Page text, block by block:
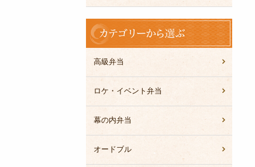
カ
テ
ゴ
リ
か
選
ぶ
高級弁当
ロケ・イベント弁当
幕の内弁当
オードブル